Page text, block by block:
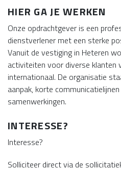
HIER GA JE WERKEN
Onze opdrachtgever is een
dienstverlener met een sterke
Vanuit de vestiging in Heteren
activiteiten voor diverse klanten
internationaal. De organisatie
aanpak, korte
samenwerkingen.
INTERESSE?
Interesse?
Solliciteer direct via de